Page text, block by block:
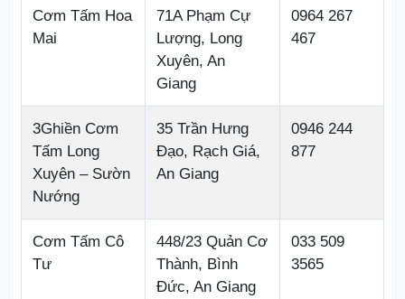
Cơm Tấm Hoa
Mai
71A Phạm Cự
Lượng, Long
Xuyên, An
Giang
0964 267
467
3Ghiền Cơm
Tấm Long
Xuyên – Sườn
Nướng
35 Trần Hưng
Đạo, Rạch Giá,
An Giang
0946 244
877
Cơm Tấm Cô
Tư
448/23 Quản Cơ
Thành, Bình
Đức, An Giang
033 509
3565